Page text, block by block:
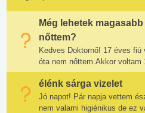
Még lehetek
nőttem?
Kedves Doktornő! 17 éves
óta nem nőttem.Akkor voltam
élénk sárga vizelet
Jó napot! Pár napja vettem
nem valami higiénikus de ez